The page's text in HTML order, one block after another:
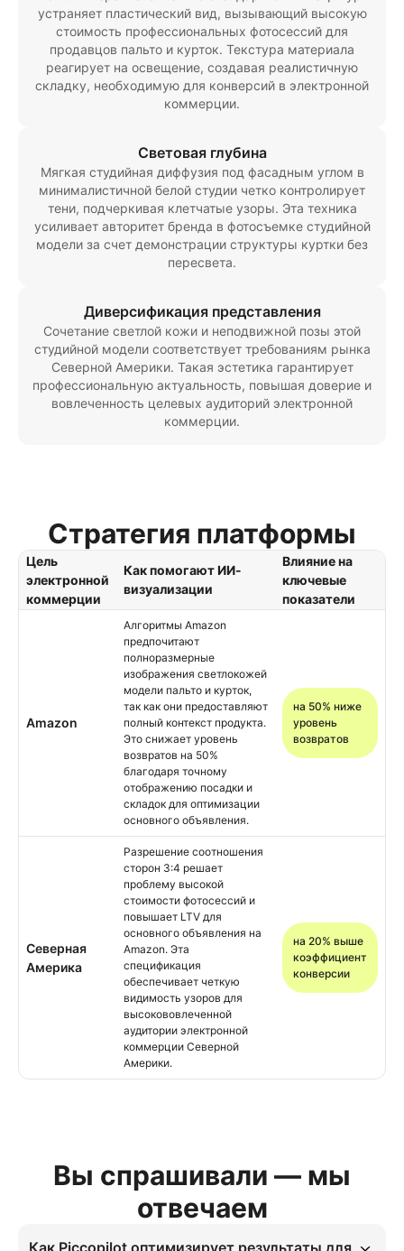
устраняет пластический вид, вызывающий высокую
стоимость профессиональных фотосессий для
продавцов пальто и курток. Текстура материала
реагирует на освещение, создавая реалистичную
складку, необходимую для конверсий в электронной
коммерции.
Световая глубина
Мягкая студийная диффузия под фасадным углом в
минималистичной белой студии четко контролирует
тени, подчеркивая клетчатые узоры. Эта техника
усиливает авторитет бренда в фотосъемке студийной
модели за счет демонстрации структуры куртки без
пересвета.
Диверсификация представления
Сочетание светлой кожи и неподвижной позы этой
студийной модели соответствует требованиям рынка
Северной Америки. Такая эстетика гарантирует
профессиональную актуальность, повышая доверие и
вовлеченность целевых аудиторий электронной
коммерции.
Стратегия платформы
Цель
электронной
коммерции
Как помогают ИИ-
визуализации
Влияние на
ключевые
показатели
Amazon
Алгоритмы Amazon
предпочитают
полноразмерные
изображения светлокожей
модели пальто и курток,
так как они предоставляют
полный контекст продукта.
Это снижает уровень
возвратов на 50%
благодаря точному
отображению посадки и
складок для оптимизации
основного объявления.
на 50% ниже
уровень
возвратов
Северная
Америка
Разрешение соотношения
сторон 3:4 решает
проблему высокой
стоимости фотосессий и
повышает LTV для
основного объявления на
Amazon. Эта
спецификация
обеспечивает четкую
видимость узоров для
высокововлеченной
аудитории электронной
коммерции Северной
Америки.
на 20% выше
коэффициент
конверсии
Вы спрашивали — мы
отвечаем